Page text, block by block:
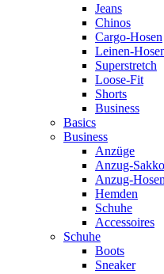
Jeans
Chinos
Cargo-Hosen
Leinen-
Superstretch
Loose-Fit
Shorts
Business
Basics
Business
Anzüge
Anzug-
Anzug-Hosen
Hemden
Schuhe
Accessoires
Schuhe
Boots
Sneaker